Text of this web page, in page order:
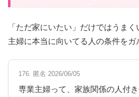
「ただ家にいたい」だけではうま
主婦に本当に向いてる人の条件をガ
176. 匿名 2026/06/05
専業主婦って、家族関係の人付